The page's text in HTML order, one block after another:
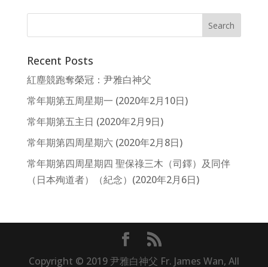
Recent Posts
紅塵競跑奪榮冠：尹雅白神父
常年期第五周星期一 (2020年2月10日)
常年期第五主日 (2020年2月9日)
常年期第四周星期六 (2020年2月8日)
常年期第四周星期四 聖保祿三木（司鐸）及同伴
（日本殉道者）（紀念）(2020年2月6日)
Copyright © 2019 尹雅白神父 Fr. James Wan, All